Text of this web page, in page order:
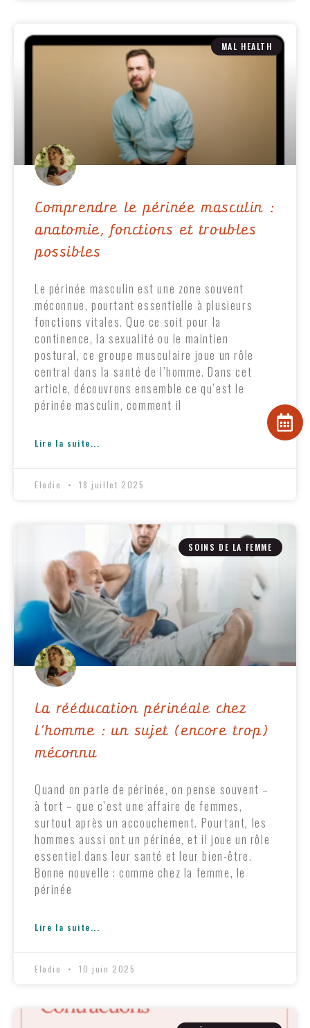
MAL HEALTH
Comprendre le périnée masculin :
anatomie, fonctions et troubles
possibles
Le périnée masculin est une zone souvent
méconnue, pourtant essentielle à plusieurs
fonctions vitales. Que ce soit pour la
continence, la sexualité ou le maintien
postural, ce groupe musculaire joue un rôle
central dans la santé de l’homme. Dans cet
article, découvrons ensemble ce qu’est le
périnée masculin, comment il
Lire la suite...
Elodie 18 juillet 2025
SOINS DE LA FEMME
La rééducation périnéale chez
l’homme : un sujet (encore trop)
méconnu
Quand on parle de périnée, on pense souvent –
à tort – que c’est une affaire de femmes,
surtout après un accouchement. Pourtant, les
hommes aussi ont un périnée, et il joue un rôle
essentiel dans leur santé et leur bien-être.
Bonne nouvelle : comme chez la femme, le
périnée
Lire la suite...
Elodie 10 juin 2025